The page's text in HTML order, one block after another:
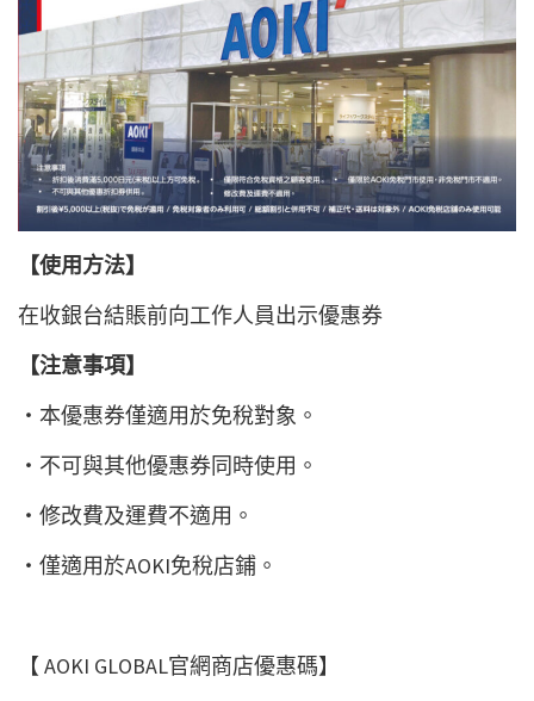
【使用方法】
在收銀台結賬前向工作人員出示優惠券
【注意事項】
・本優惠券僅適用於免稅對象。
・不可與其他優惠券同時使用。
・修改費及運費不適用。
・僅適用於AOKI免稅店鋪。
【 AOKI GLOBAL官網商店優惠碼】